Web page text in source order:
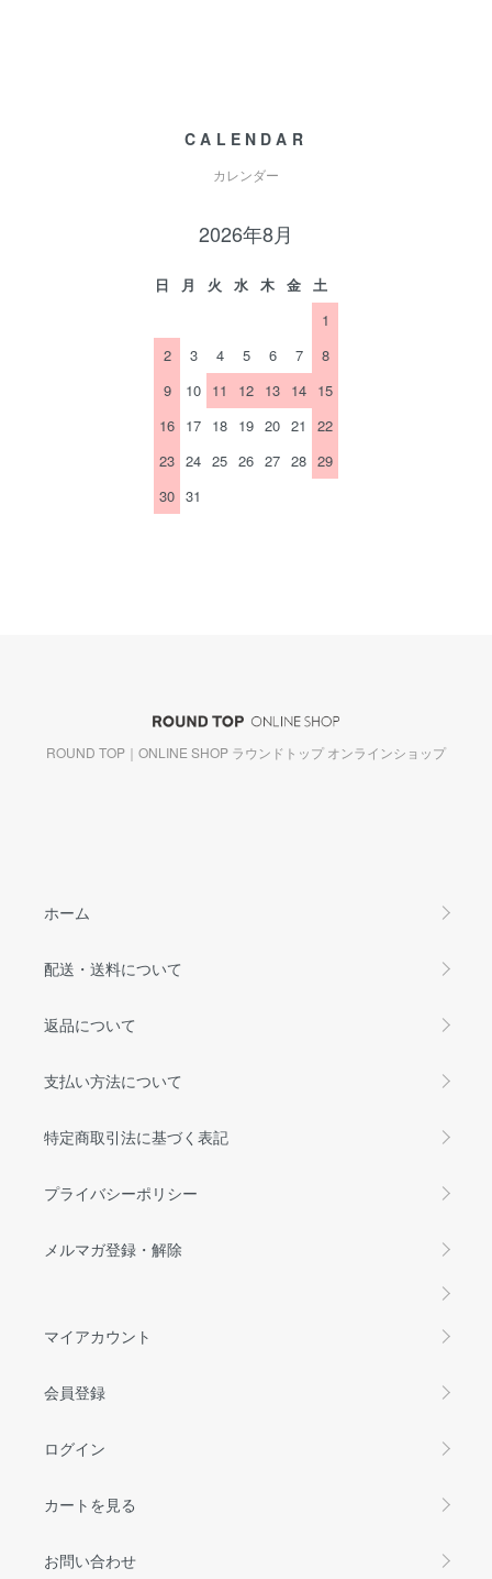
CALENDAR
カレンダー
2026年8月
日 月 火 水 木 金 土
1
2
3 4 5 6 7
8
9
10 11 12 13 14 15
16 17 18 19 20 21
22
23 24 25 26 27 28 29
30 31
ROUND TOP｜ONLINE SHOP ラウンドトップ オンラインショップ
ホーム
配送・送料について
返品について
支払い方法について
特定商取引法に基づく表記
プライバシーポリシー
メルマガ登録・解除
マイアカウント
会員登録
ログイン
カートを見る
お問い合わせ